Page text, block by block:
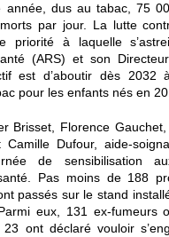
année, dus au tabac, 75
par jour. La lutte
priorité à laquelle
(ARS) et son
est d’aboutir dès 2032
pour les enfants nés en
Brisset, Florence
Dufour, aide-
de sensibilisation
Pas moins de 188
passés sur le stand
eux, 131 ex-fumeurs
ont déclaré vouloir